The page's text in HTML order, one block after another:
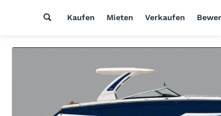
Kaufen Mieten Verkaufen